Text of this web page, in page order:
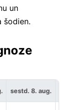
un
šodien.
sestd. 8. aug.